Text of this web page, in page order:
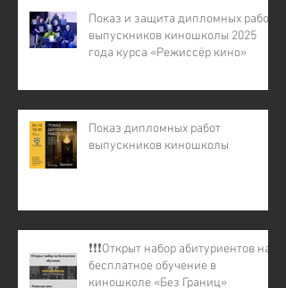
Показ и защита дипломных работ
выпускников киношколы 2025
года курса «Режиссёр кино»
Показ дипломных работ
выпускников киношколы
❗️❗️❗️Открыт набор абитуриентов на
бесплатное обучение в
киношколе «Без Границ»